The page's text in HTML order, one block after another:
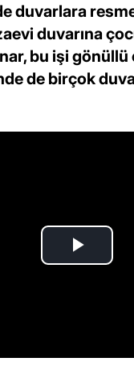
duvarlara
duvarına
bu işi
de birçok